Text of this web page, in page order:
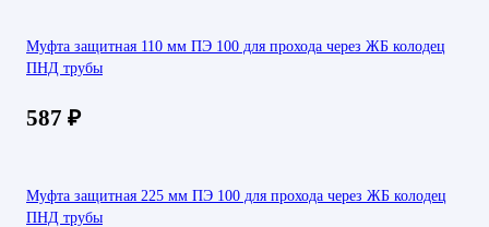
Муфта защитная 110 мм ПЭ 100 для прохода через ЖБ колодец
ПНД трубы
587 ₽
Муфта защитная 225 мм ПЭ 100 для прохода через ЖБ колодец
ПНД трубы